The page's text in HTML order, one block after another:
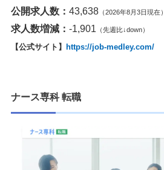
公開求人数： 43,638 （2026年8月3日現在）
求人数増減： -1,901 （先週比↓down）
【公式サイト】 https://job-medley.com/
ナース専科 転職